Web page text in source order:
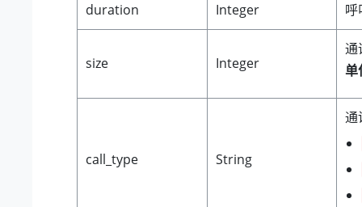
duration Integer 呼
size Integer
通
单
call_type String
通